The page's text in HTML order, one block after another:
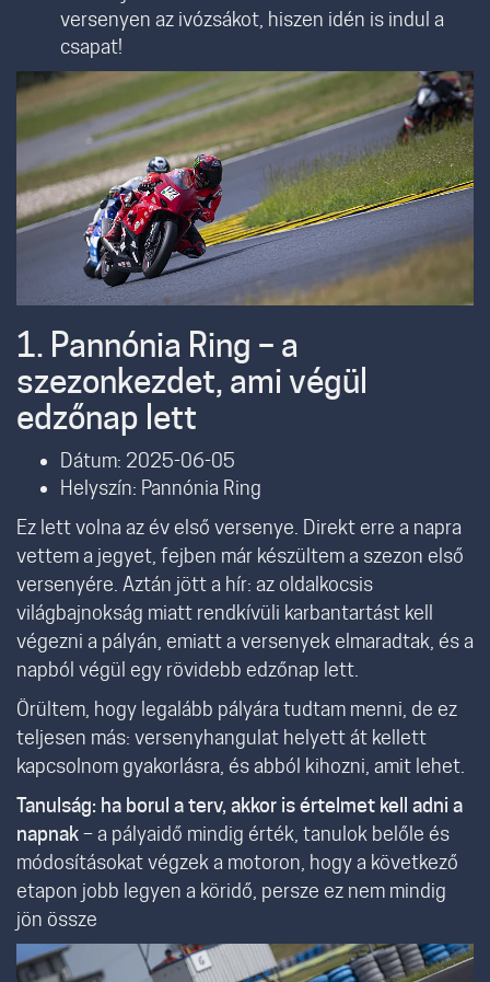
versenyen az ivózsákot, hiszen idén is indul a
csapat!
1. Pannónia Ring – a
szezonkezdet, ami végül
edzőnap lett
Dátum: 2025-06-05
Helyszín: Pannónia Ring
Ez lett volna az év első versenye. Direkt erre a napra
vettem a jegyet, fejben már készültem a szezon első
versenyére. Aztán jött a hír: az oldalkocsis
világbajnokság miatt rendkívüli karbantartást kell
végezni a pályán, emiatt a versenyek elmaradtak, és a
napból végül egy rövidebb edzőnap lett.
Örültem, hogy legalább pályára tudtam menni, de ez
teljesen más: versenyhangulat helyett át kellett
kapcsolnom gyakorlásra, és abból kihozni, amit lehet.
Tanulság: ha borul a terv, akkor is értelmet kell adni a
napnak– a pályaidő mindig érték, tanulok belőle és
módosításokat végzek a motoron, hogy a következő
etapon jobb legyen a köridő, persze ez nem mindig
jön össze